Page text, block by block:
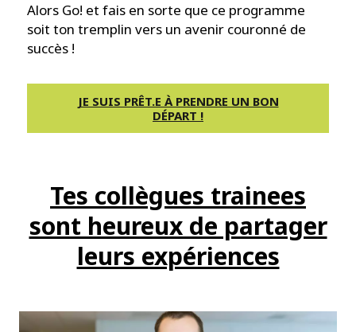
Alors Go! et fais en sorte que ce programme
soit ton tremplin vers un avenir couronné de
succès !
JE SUIS PRÊT.E À PRENDRE UN BON
DÉPART !
Tes collègues trainees
sont heureux de partager
leurs expériences